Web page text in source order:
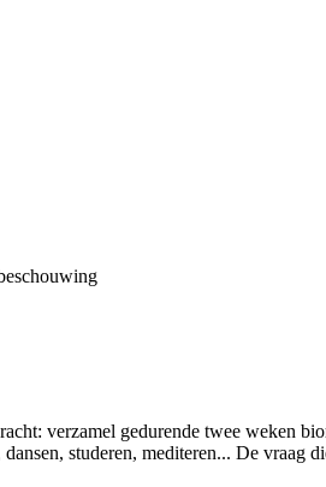
verzamel gedurende twee weken
studeren, mediteren... De vraag